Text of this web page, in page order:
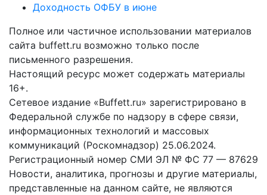
Доходность ОФБУ в июне
Полное или частичное использовании материалов
сайта buffett.ru возможно только после
письменного разрешения.
Настоящий ресурс может содержать материалы
16+.
Сетевое издание «Buffett.ru» зарегистрировано в
Федеральной службе по надзору в сфере связи,
информационных технологий и массовых
коммуникаций (Роскомнадзор) 25.06.2024.
Регистрационный номер СМИ ЭЛ № ФС 77 — 87629
Новости, аналитика, прогнозы и другие материалы,
представленные на данном сайте, не являются